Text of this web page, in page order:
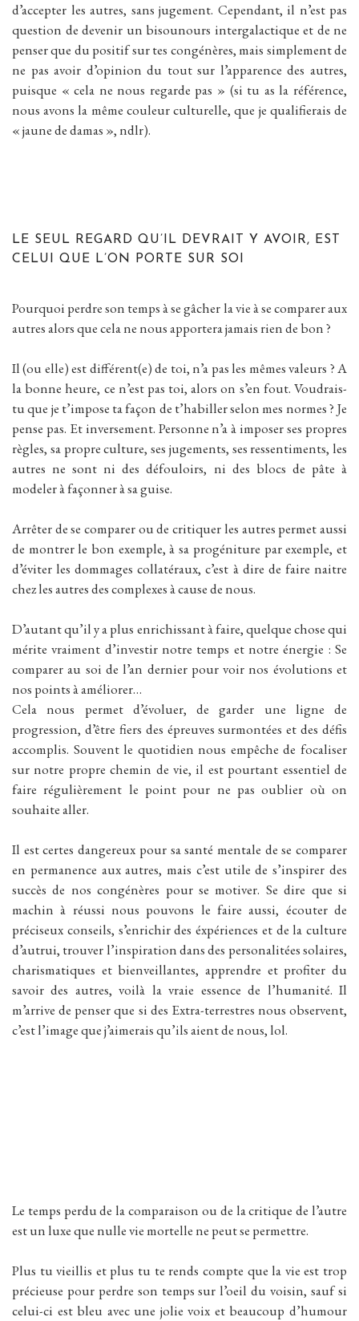
d’accepter les autres, sans jugement. Cependant, il n’est pas
question de devenir un bisounours intergalactique et de ne
penser que du positif sur tes congénères, mais simplement de
ne pas avoir d’opinion du tout sur l’apparence des autres,
puisque « cela ne nous regarde pas » (si tu as la référence,
nous avons la même couleur culturelle, que je qualifierais de
« jaune de damas », ndlr).
LE SEUL REGARD QU’IL DEVRAIT Y AVOIR, EST
CELUI QUE L’ON PORTE SUR SOI
Pourquoi perdre son temps à se gâcher la vie à se comparer aux
autres alors que cela ne nous apportera jamais rien de bon ?
Il (ou elle) est différent(e) de toi, n’a pas les mêmes valeurs ? A
la bonne heure, ce n’est pas toi, alors on s’en fout. Voudrais-
tu que je t’impose ta façon de t’habiller selon mes normes ? Je
pense pas. Et inversement. Personne n’a à imposer ses propres
règles, sa propre culture, ses jugements, ses ressentiments, les
autres ne sont ni des défouloirs, ni des blocs de pâte à
modeler à façonner à sa guise.
Arrêter de se comparer ou de critiquer les autres permet aussi
de montrer le bon exemple, à sa progéniture par exemple, et
d’éviter les dommages collatéraux, c’est à dire de faire naitre
chez les autres des complexes à cause de nous.
D’autant qu’il y a plus enrichissant à faire, quelque chose qui
mérite vraiment d’investir notre temps et notre énergie : Se
comparer au soi de l’an dernier pour voir nos évolutions et
nos points à améliorer…
Cela nous permet d’évoluer, de garder une ligne de
progression, d’être fiers des épreuves surmontées et des défis
accomplis. Souvent le quotidien nous empêche de focaliser
sur notre propre chemin de vie, il est pourtant essentiel de
faire régulièrement le point pour ne pas oublier où on
souhaite aller.
Il est certes dangereux pour sa santé mentale de se comparer
en permanence aux autres, mais c’est utile de s’inspirer des
succès de nos congénères pour se motiver. Se dire que si
machin à réussi nous pouvons le faire aussi, écouter de
préciseux conseils, s’enrichir des éxpériences et de la culture
d’autrui, trouver l’inspiration dans des personalitées solaires,
charismatiques et bienveillantes, apprendre et profiter du
savoir des autres, voilà la vraie essence de l’humanité. Il
m’arrive de penser que si des Extra-terrestres nous observent,
c’est l’image que j’aimerais qu’ils aient de nous, lol.
Le temps perdu de la comparaison ou de la critique de l’autre
est un luxe que nulle vie mortelle ne peut se permettre.
Plus tu vieillis et plus tu te rends compte que la vie est trop
précieuse pour perdre son temps sur l’oeil du voisin, sauf si
celui-ci est bleu avec une jolie voix et beaucoup d’humour